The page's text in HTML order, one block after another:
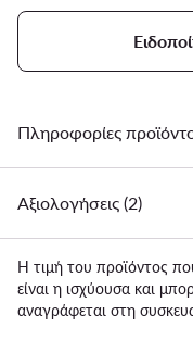
Πληροφορίες
Αξιολογήσεις (2)
Η τιμή του προϊόντος
είναι η ισχύουσα και
αναγράφεται στη